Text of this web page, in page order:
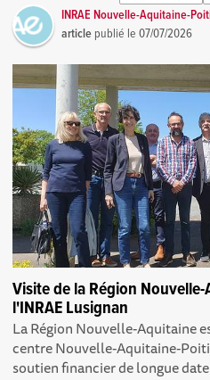
INRAE Nouvelle-Aquitaine-
article publié le07/07/2026
Visite de la Région
l'INRAE Lusignan
La Région Nouvelle-Aquitaine
centre Nouvelle-Aquitaine-
soutien financier de longue